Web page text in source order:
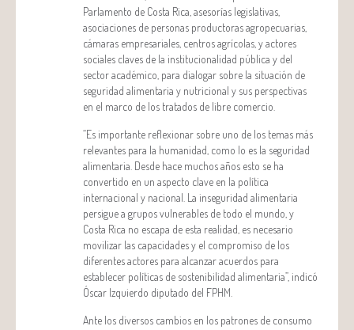
Parlamento de Costa Rica, asesorías legislativas,
asociaciones de personas productoras agropecuarias,
cámaras empresariales, centros agrícolas, y actores
sociales claves de la institucionalidad pública y del
sector académico, para dialogar sobre la situación de
seguridad alimentaria y nutricional y sus perspectivas
en el marco de los tratados de libre comercio.
“Es importante reflexionar sobre uno de los temas más
relevantes para la humanidad, como lo es la seguridad
alimentaria. Desde hace muchos años esto se ha
convertido en un aspecto clave en la política
internacional y nacional. La inseguridad alimentaria
persigue a grupos vulnerables de todo el mundo, y
Costa Rica no escapa de esta realidad, es necesario
movilizar las capacidades y el compromiso de los
diferentes actores para alcanzar acuerdos para
establecer políticas de sostenibilidad alimentaria”, indicó
Óscar Izquierdo diputado del FPHM.
Ante los diversos cambios en los patrones de consumo